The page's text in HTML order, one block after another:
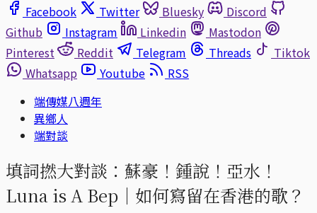
Facebook
Twitter Bluesky
Discord
Github
Instagram Linkedin
Mastodon
Pinterest
Reddit Telegram Threads
Tiktok
Whatsapp
Youtube
RSS
端傳媒八週年
異鄉人
端對談
填詞撚大對談：蘇豪！鍾說！亞水！
Luna is A Bep｜如何寫留在香港的歌？